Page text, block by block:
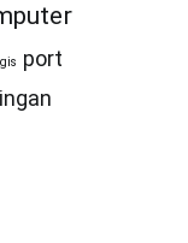
port